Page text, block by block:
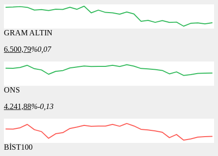
GRAM ALTIN
6.500,79%0,07
ONS
4.241,88%-0,13
BİST100